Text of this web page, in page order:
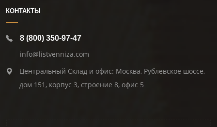
КОНТАКТЫ
8 (800) 350-97-47
info@listvenniza.com
Центральный Склад и офис: Москва, Рублевское шоссе,
дом 151, корпус 3, строение 8, офис 5